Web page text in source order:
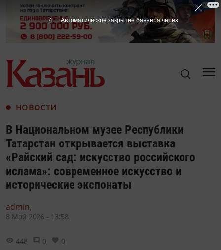
НОВОСТИ
В Национальном музее Республики
Татарстан открывается выставка
«Райский сад: искусство российского
ислама»: современное искусство и
исторические экспонаты
admin,
8 Май 2026 - 13:58
448 0 0
2 Автоматическое закрытие баннера через